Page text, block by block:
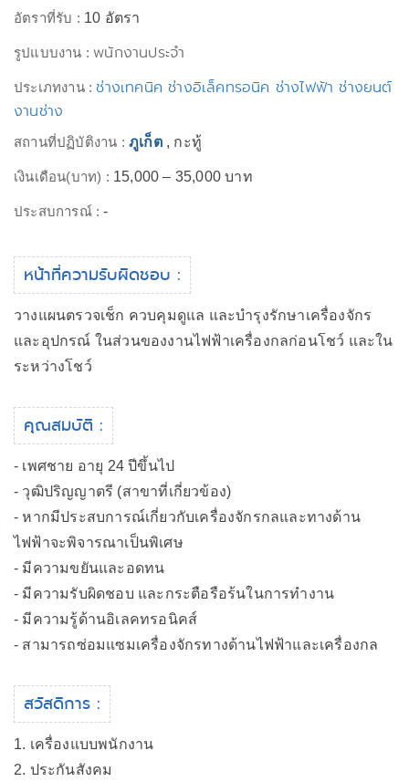
อัตราที่รับ : 10 อัตรา
รูปแบบงาน :พนักงานประจำ
ประเภทงาน :ช่างเทคนิค ช่างอิเล็คทรอนิค ช่างไฟฟ้า ช่างยนต์
งานช่าง
สถานที่ปฏิบัติงาน : ภูเก็ต, กะทู้
เงินเดือน(บาท) : 15,000 – 35,000 บาท
ประสบการณ์ :-
หน้าที่ความรับผิดชอบ :
วางแผนตรวจเช็ก ควบคุมดูแล และบำรุงรักษาเครื่องจักร
และอุปกรณ์ ในส่วนของงานไฟฟ้าเครื่องกลก่อนโชว์ และใน
ระหว่างโชว์
คุณสมบัติ :
- เพศชาย อายุ 24 ปีขึ้นไป
- วุฒิปริญญาตรี (สาขาที่เกี่ยวข้อง)
- หากมีประสบการณ์เกี่ยวกับเครื่องจักรกลและทางด้าน
ไฟฟ้าจะพิจารณาเป็นพิเศษ
- มีความขยันและอดทน
- มีความรับผิดชอบ และกระตือรือร้นในการทำงาน
- มีความรู้ด้านอิเลคทรอนิคส์
- สามารถซ่อมแซมเครื่องจักรทางด้านไฟฟ้าและเครื่องกล
สวัสดิการ :
1. เครื่องแบบพนักงาน
2. ประกันสังคม